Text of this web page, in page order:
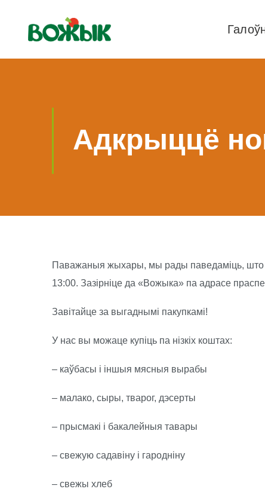
Адкрыццё
Паважаныя жыхары, мы рады паведамiць, што
13:00. Зазiрнiце да «Вожыка» па адрасе
Завітайце за выгаднымі пакупкамі!
У нас вы можаце купіць па нізкіх коштах:
– каўбасы і іншыя мясныя вырабы
– малако, сыры, тварог, дэсерты
– прысмакі і бакалейныя тавары
– свежую садавіну і гародніну
– свежы хлеб